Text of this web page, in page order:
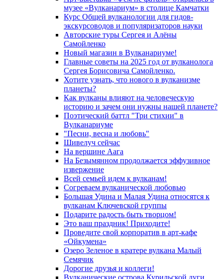
музее «Вулканариум» в столице Камчатки
Курс Общей вулканологии для гидов-
экскурсоводов и популяризаторов науки
Авторские туры Сергея и Алёны
Самойленко
Новый магазин в Вулканариуме!
Главные советы на 2025 год от вулканолога
Сергея Борисовича Самойленко.
Хотите узнать, что нового в вулканизме
планеты?
Как вулканы влияют на человеческую
историю и зачем они нужны нашей планете?
Поэтический баттл "Три стихии" в
Вулканариуме
"Песни, весна и любовь"
Шивелуч сейчас
На вершине Аага
На Безымянном продолжается эффузивное
извержение
Всей семьей идем к вулканам!
Согреваем вулканической любовью
Большая Удина и Малая Удина относятся к
вулканам Ключевской группы
Подарите радость быть творцом!
Это ваш праздник! Приходите!
Проведите свой корпоратив в арт-кафе
«Ойкумена»
Озеро Зеленое в кратере вулкана Малый
Семячик
Дорогие друзья и коллеги!
Вулканические острова Курильской дуги